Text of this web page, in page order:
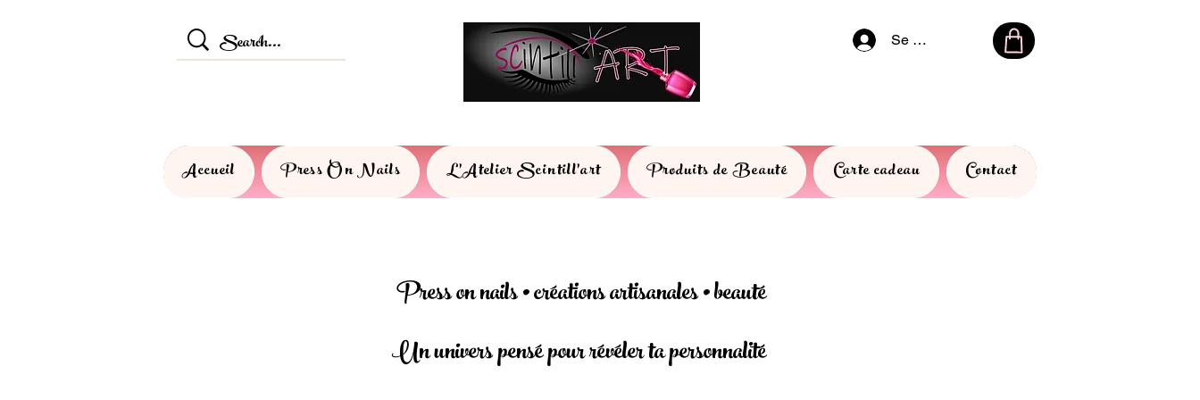
Se connecter
Accueil Press On Nails L'Atelier Scintill'art Produits de Beauté Carte cadeau Contact
Press on nails • créations artisanales • beauté
Un univers pensé pour révéler ta personnalité